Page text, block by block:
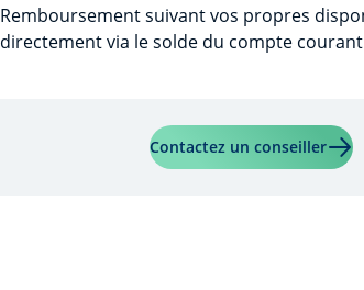
Service inclus
Remboursement suivant vos propres
directement via le solde du compte courant
Contactez un conseillerEn